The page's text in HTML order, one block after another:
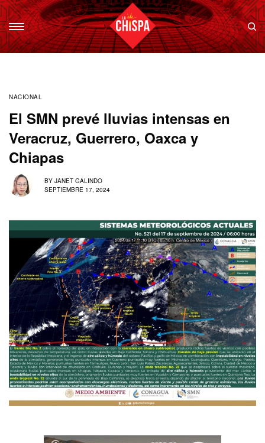
NACIONAL
El SMN prevé lluvias intensas en
Veracruz, Guerrero, Oaxca y
Chiapas
BY JANET GALINDO
SEPTIEMBRE 17, 2024